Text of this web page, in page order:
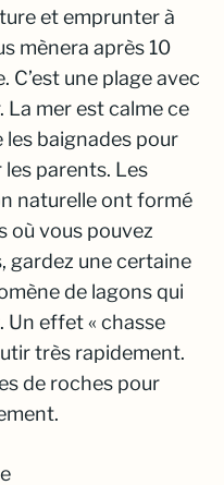
et emprunter à
mènera après 10
C’est une plage avec
La mer est calme ce
baignades pour
parents. Les
naturelle ont formé
où vous pouvez
gardez une certaine
de lagons qui
Un effet « chasse
très rapidement.
de roches pour